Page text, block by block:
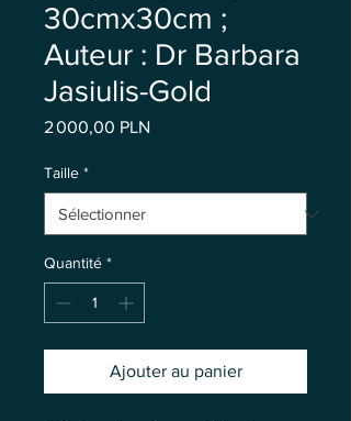
30cmx30cm ;
Auteur : Dr Barbara
Jasiulis-Gold
2 000,00 PLN
Taille *
Quantité *
Ajouter au panier